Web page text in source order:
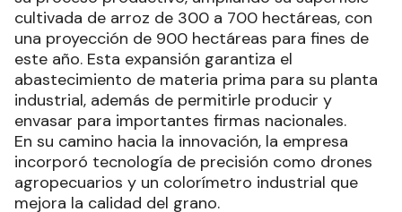
cultivada de arroz de 300 a 700 hectáreas, con
una proyección de 900 hectáreas para fines de
este año. Esta expansión garantiza el
abastecimiento de materia prima para su planta
industrial, además de permitirle producir y
envasar para importantes firmas nacionales.
En su camino hacia la innovación, la empresa
incorporó tecnología de precisión como drones
agropecuarios y un colorímetro industrial que
mejora la calidad del grano.